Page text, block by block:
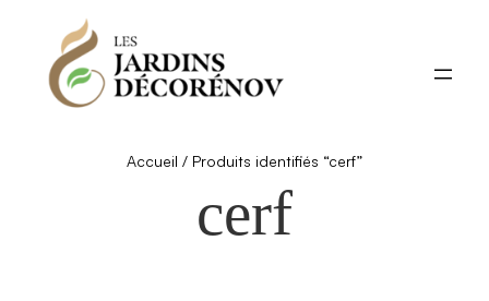
contenu
Accueil / Produits identifiés “cerf”
cerf